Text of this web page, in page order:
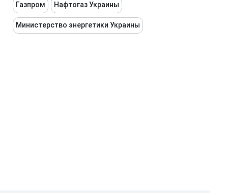
Газпром Нафтогаз Украины
Министерство энергетики Украины